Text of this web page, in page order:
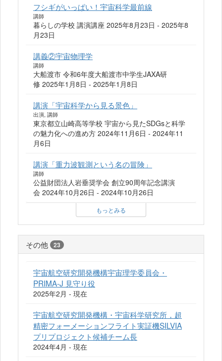
フシギがいっぱい！宇宙科学最前線
講師
暮らしの学校 講演講座 2025年8月23日 - 2025年8
月23日
講義②宇宙物理学
講師
大船渡市 令和6年度大船渡市中学生JAXA研
修 2025年1月8日 - 2025年1月8日
講演「宇宙科学から見る景色」
出演, 講師
東京都立山崎高等学校 宇宙から見たSDGsと科学
の魅力化への進め方 2024年11月6日 - 2024年11
月6日
講演「重力波観測という名の冒険」
講師
公益財団法人岩垂奨学会 創立90周年記念講演
会 2024年10月26日 - 2024年10月26日
もっとみる
その他 23
宇宙航空研究開発機構宇宙理学委員会・
PRIMA-J 見守り役
2025年2月 - 現在
宇宙航空研究開発機構・宇宙科学研究所，超
精密フォーメーションフライト実証機SILVIA
プリプロジェクト候補チーム長
2024年4月 - 現在